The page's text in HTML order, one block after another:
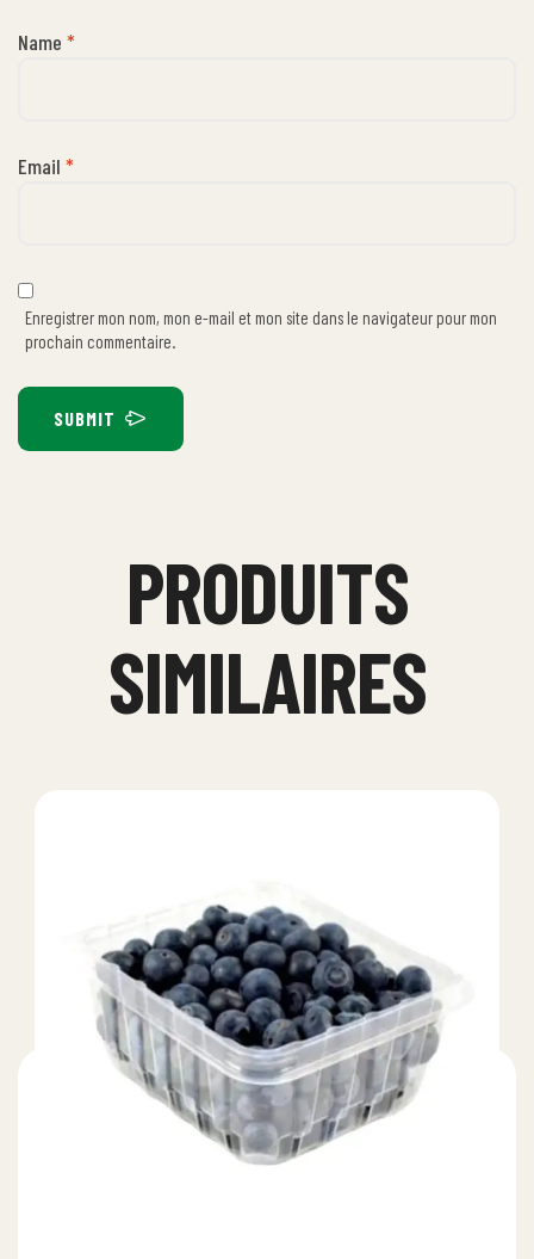
Name *
Email *
Enregistrer mon nom, mon e-mail et mon site dans le navigateur pour mon
prochain commentaire.
SUBMIT
PRODUITS
SIMILAIRES